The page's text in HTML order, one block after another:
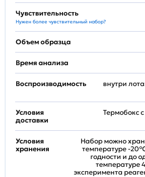
Чувствительность
Нужен более чувствительный набор?
Объем образца
Время анализа
Воспроизводимость
внутри
Условия
доставки
Термобокс
Условия
хранения
Набор можно
температуре -
годности и до
температуре
эксперимента